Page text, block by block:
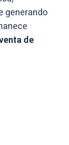
generando
de